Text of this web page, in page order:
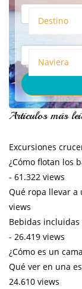
Destino
Naviera
Artículos más
Excursiones
¿Cómo flotan los
- 61.322 views
Qué ropa llevar a
views
Bebidas
- 26.419 views
¿Cómo es un
Qué ver en una
24.610 views